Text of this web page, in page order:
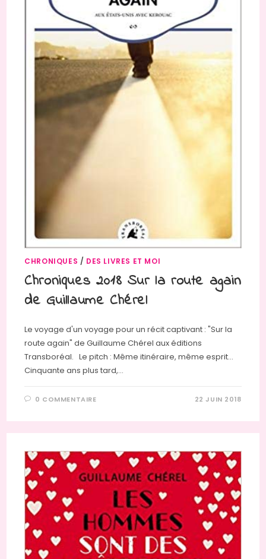
CHRONIQUES / DES LIVRES ET MOI
Chroniques 2018 Sur la route again
de Guillaume Chérel
Le voyage d'un voyage pour un récit captivant : "Sur la
route again" de Guillaume Chérel aux éditions
Transboréal. Le pitch : Même itinéraire, même esprit...
Cinquante ans plus tard,…
0 COMMENTAIRE 22 JUIN 2018